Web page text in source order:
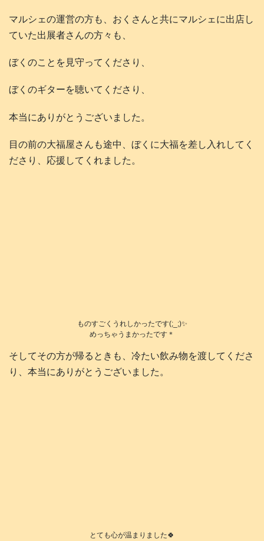
マルシェの運営の方も、おくさんと共にマルシェに出店し
ていた出展者さんの方々も、
ぼくのことを見守ってくださり、
ぼくのギターを聴いてくださり、
本当にありがとうございました。
目の前の大福屋さんも途中、ぼくに大福を差し入れしてく
ださり、応援してくれました。
ものすごくうれしかったです(;_;)✨
めっちゃうまかったです＊
そしてその方が帰るときも、冷たい飲み物を渡してくださ
り、本当にありがとうございました。
とても心が温まりました🍀